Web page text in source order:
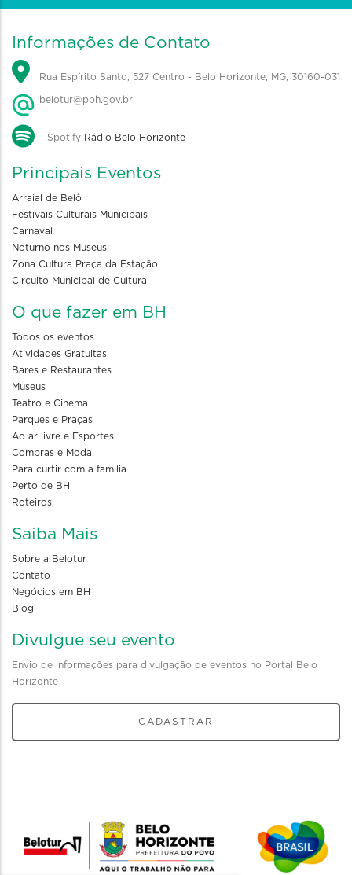
Informações de Contato
Rua Espírito Santo, 527 Centro - Belo Horizonte, MG, 30160-031
belotur@pbh.gov.br
Spotify Rádio Belo Horizonte
Principais Eventos
Arraial de Belô
Festivais Culturais Municipais
Carnaval
Noturno nos Museus
Zona Cultura Praça da Estação
Circuito Municipal de Cultura
O que fazer em BH
Todos os eventos
Atividades Gratuitas
Bares e Restaurantes
Museus
Teatro e Cinema
Parques e Praças
Ao ar livre e Esportes
Compras e Moda
Para curtir com a familia
Perto de BH
Roteiros
Saiba Mais
Sobre a Belotur
Contato
Negócios em BH
Blog
Divulgue seu evento
Envio de informações para divulgação de eventos no Portal Belo
Horizonte
CADASTRAR